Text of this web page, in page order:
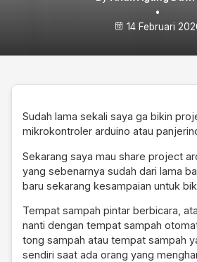
•
14 Februari
Sudah lama sekali saya ga bikin
mikrokontroler arduino atau
Sekarang saya mau share project
yang sebenarnya sudah dari lama
baru sekarang kesampaian untuk
Tempat sampah pintar berbicara,
nanti dengan tempat sampah
tong sampah atau tempat sampah
sendiri saat ada orang yang